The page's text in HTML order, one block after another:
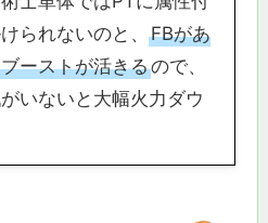
られないのと、 FBがあ
ーストが活きるので、
いないと大幅火力ダウ